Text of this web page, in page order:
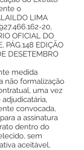
o
LIMA
20,
OFICIAL DO
PÁG.148 EDIÇÃO
DESETEMBRO
medida
não formalização
uma vez
convocada,
a assinatura
dentro do
sem
aceitável,